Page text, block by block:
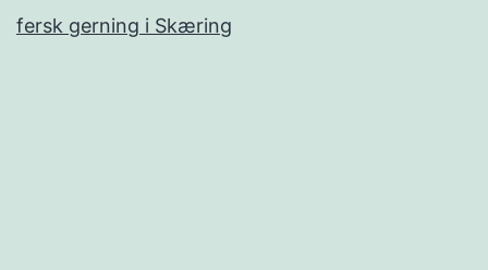
fersk gerning i Skæring